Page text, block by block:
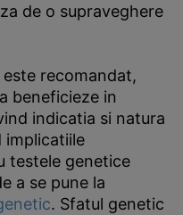
de o supraveghere
recomandat,
beneficieze in
indicatia si natura
implicatiile
testele genetice
a se pune la
. Sfatul genetic